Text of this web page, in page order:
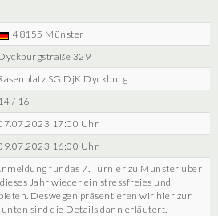
48155 Münster
329
SG DjK Dyckburg
14 / 16
17:00 Uhr
16:00 Uhr
für das 7. Turnier zu Münster über
Jahr wieder ein stressfreies und
Deswegen präsentieren wir hier zur
sind die Details dann erläutert.